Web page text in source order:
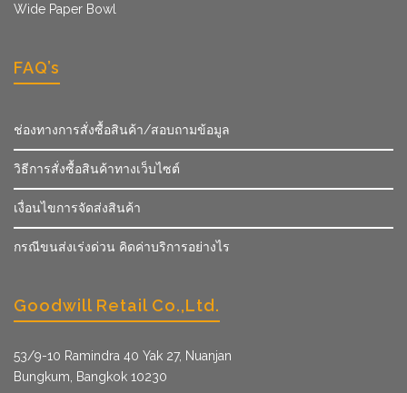
Wide Paper Bowl
FAQ’s
ช่องทางการสั่งซื้อสินค้า/สอบถามข้อมูล
วิธีการสั่งซื้อสินค้าทางเว็บไซต์
เงื่อนไขการจัดส่งสินค้า
กรณีขนส่งเร่งด่วน คิดค่าบริการอย่างไร
Goodwill Retail Co.,Ltd.
53/9­-10 Ramindra 40 Yak 27, Nuanjan
Bungkum, Bangkok 10230